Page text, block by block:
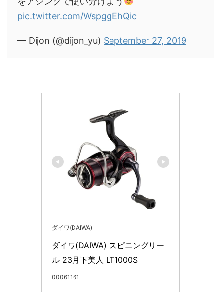
pic.twitter.com/WspggEhQic
— Dijon (@dijon_yu) September 27, 2019
ダイワ(DAIWA)
ダイワ(DAIWA) スピニングリー
ル 23月下美人 LT1000S
00061161